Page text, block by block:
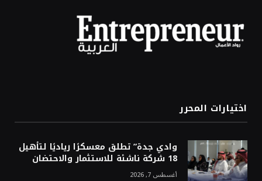
اختيارات المحرر
وادي جدة” تطلق معسكرًا رياديًا لتأهيل
18 شركة ناشئة للاستثمار والاحتضان
أغسطس 7, 2026